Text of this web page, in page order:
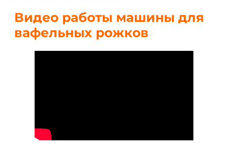
Видео работы машины для
вафельных рожков